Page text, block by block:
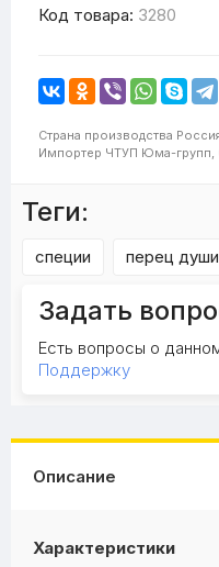
Код товара: 3280
Страна производства
Импортер ЧТУП Юма-групп,
Теги:
специи перец
Задать
Есть вопросы о
Поддержку
Описание
Характеристики